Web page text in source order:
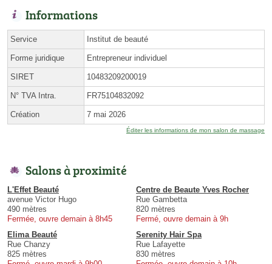
Informations
Service Institut de beauté
Forme juridique Entrepreneur individuel
SIRET 10483209200019
N° TVA Intra. FR75104832092
Création 7 mai 2026
Éditer les informations de mon salon de massage
Salons à proximité
L'Effet Beauté
avenue Victor Hugo
490 mètres
Fermée, ouvre demain à 8h45
Centre de Beaute Yves Rocher
Rue Gambetta
820 mètres
Fermé, ouvre demain à 9h
Elima Beauté
Rue Chanzy
825 mètres
Serenity Hair Spa
Rue Lafayette
830 mètres